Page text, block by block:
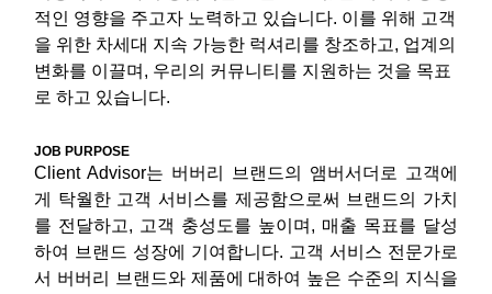
적인 영향을 주고자 노력하고 있습니다. 이를 위해 고객
을 위한 차세대 지속 가능한 럭셔리를 창조하고, 업계의
변화를 이끌며, 우리의 커뮤니티를 지원하는 것을 목표
로 하고 있습니다.
JOB PURPOSE
Client Advisor는 버버리 브랜드의 앰버서더로 고객에
게 탁월한 고객 서비스를 제공함으로써 브랜드의 가치
를 전달하고, 고객 충성도를 높이며, 매출 목표를 달성
하여 브랜드 성장에 기여합니다. 고객 서비스 전문가로
서 버버리 브랜드와 제품에 대하여 높은 수준의 지식을